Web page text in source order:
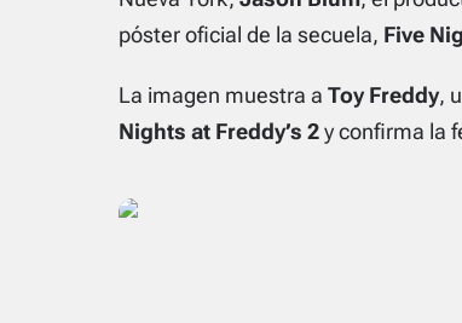
póster oficial de la secuela, Five
La imagen muestra a Toy Freddy,
Nights at Freddy’s 2y confirma la